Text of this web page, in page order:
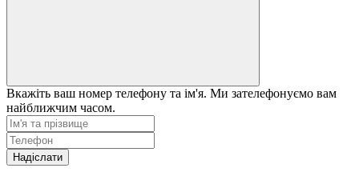
Вкажіть ваш номер телефону та ім'я. Ми зателефонуємо вам
найближчим часом.
Надіслати